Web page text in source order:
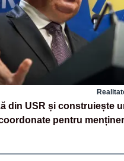
din USR și construiește
pentru